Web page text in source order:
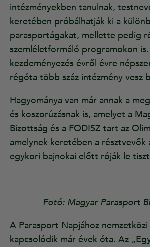
intézményekben tanulnak,
keretében próbálhatják ki a
parasportágakat, mellette pedig
szemléletformáló programokon
kezdeményezés évről évre
régóta több száz intézmény vesz
Hagyománya van már annak a
és koszorúzásnak is, amelyet a
Bizottság és a FODISZ tart az
amelynek keretében a résztvevők
egykori bajnokai előtt róják le
Fotó: Magyar Parasport
A Parasport Napjához
kapcsolódik már évek óta. Az